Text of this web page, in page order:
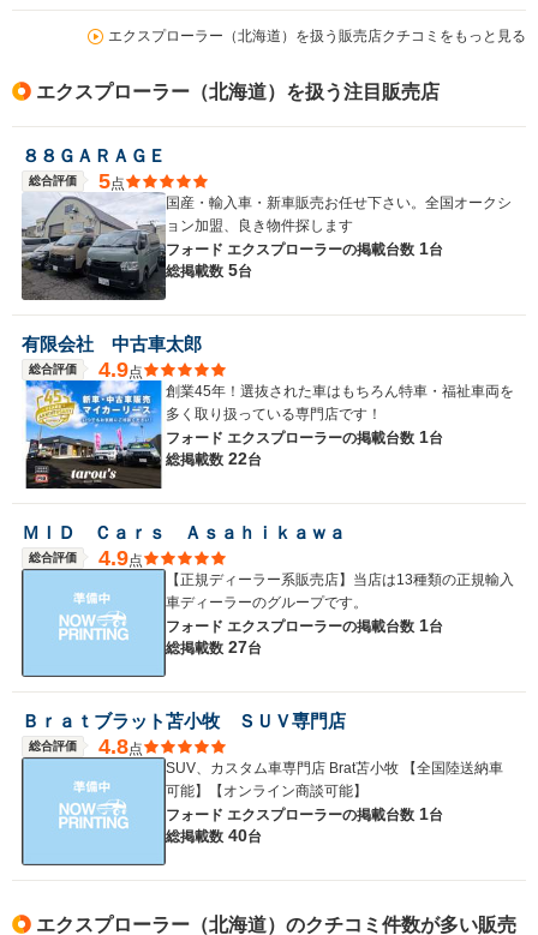
エクスプローラー（北海道）を扱う販売店クチコミをもっと見る
エクスプローラー（北海道）を扱う注目販売店
８８ＧＡＲＡＧＥ
総合評価 5点
国産・輸入車・新車販売お任せ下さい。全国オークシ
ョン加盟、良き物件探します
フォード エクスプローラーの掲載台数 1台
総掲載数 5台
有限会社 中古車太郎
総合評価 4.9点
創業45年！選抜された車はもちろん特車・福祉車両を
多く取り扱っている専門店です！
フォード エクスプローラーの掲載台数 1台
総掲載数 22台
ＭＩＤ Ｃａｒｓ Ａｓａｈｉｋａｗａ
総合評価 4.9点
【正規ディーラー系販売店】当店は13種類の正規輸入
車ディーラーのグループです。
フォード エクスプローラーの掲載台数 1台
総掲載数 27台
Ｂｒａｔブラット苫小牧 ＳＵＶ専門店
総合評価 4.8点
SUV、カスタム車専門店 Brat苫小牧 【全国陸送納車
可能】【オンライン商談可能】
フォード エクスプローラーの掲載台数 1台
総掲載数 40台
エクスプローラー（北海道）のクチコミ件数が多い販売